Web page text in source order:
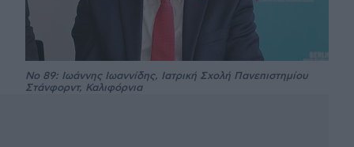
Νο 89: Ιωάννης Ιωαννίδης, Ιατρική Σχολή Πανεπιστημίου
Στάνφορντ, Καλιφόρνια